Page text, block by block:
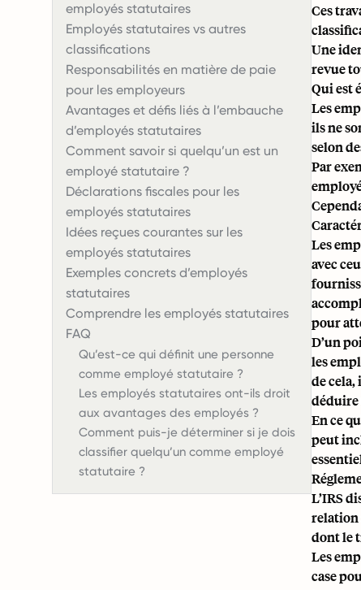
employés statutaires
Employés statutaires vs autres
classifications
Responsabilités en matière de paie
pour les employeurs
Avantages et défis liés à l’embauche
d’employés statutaires
Comment savoir si quelqu’un est un
employé statutaire ?
Déclarations fiscales pour les
employés statutaires
Idées reçues courantes sur les
employés statutaires
Exemples concrets d’employés
statutaires
Comprendre les employés statutaires
FAQ
Qu’est-ce qui définit une personne
comme employé statutaire ?
Les employés statutaires ont-ils droit
aux avantages des employés ?
Comment puis-je déterminer si je dois
classifier quelqu’un comme employé
statutaire ?
Ces
Une
revue
Qui est
Les
ils ne
selon
Par
Les
avec
pour
D’un
les
de cela,
déduire
En ce
peut
L’IRS
relation
dont le
Les
case